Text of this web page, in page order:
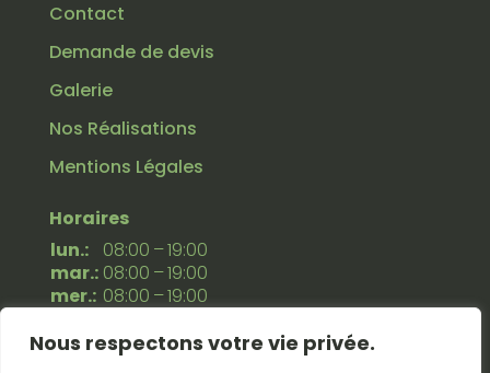
Nous respectons votre vie privée.
Contact
Demande de devis
Galerie
Nos Réalisations
Mentions Légales
Horaires
lun.:
08:00 – 19:00
mar.: 08:00 – 19:00
mer.: 08:00 – 19:00
ven.: 08:00 – 19:00